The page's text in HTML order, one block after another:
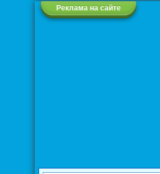
Реклама на сайте